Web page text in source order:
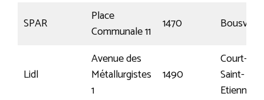
SPAR
Place
Communale 11
1470 Bousval
Lidl
Avenue des
Métallurgistes
1
1490
Court-
Saint-
Etienne